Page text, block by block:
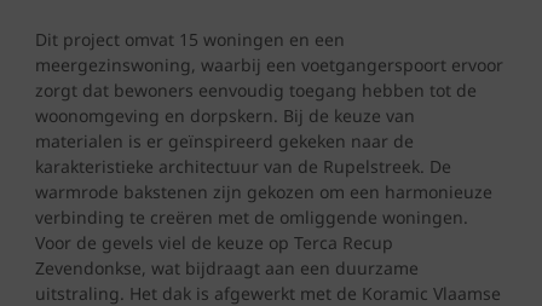
Dit project omvat 15 woningen en een
meergezinswoning, waarbij een voetgangerspoort ervoor
zorgt dat bewoners eenvoudig toegang hebben tot de
woonomgeving en dorpskern. Bij de keuze van
materialen is er geïnspireerd gekeken naar de
karakteristieke architectuur van de Rupelstreek. De
warmrode bakstenen zijn gekozen om een harmonieuze
verbinding te creëren met de omliggende woningen.
Voor de gevels viel de keuze op Terca Recup
Zevendonkse, wat bijdraagt aan een duurzame
uitstraling. Het dak is afgewerkt met de Koramic Vlaamse